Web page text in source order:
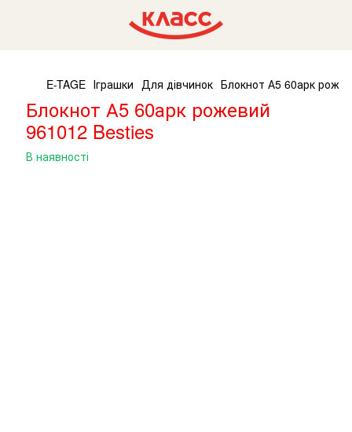
E-TAGE Іграшки Для дівчинок Блокнот А5 60арк
Блокнот А5 60арк рожевий
961012 Besties
В наявності